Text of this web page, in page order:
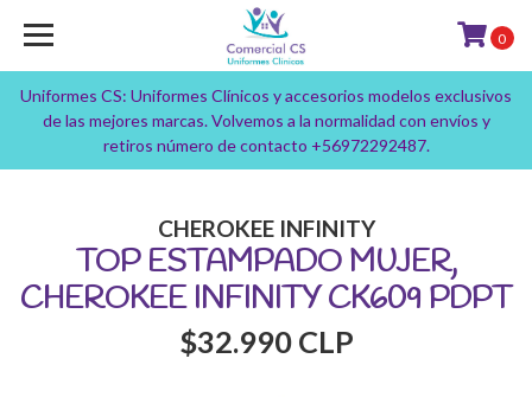
Uniformes CS: Uniformes Clínicos y accesorios modelos exclusivos
de las mejores marcas. Volvemos a la normalidad con envíos y
retiros número de contacto +56972292487.
0
CHEROKEE INFINITY
TOP ESTAMPADO MUJER,
CHEROKEE INFINITY CK609 PDPT
$32.990 CLP